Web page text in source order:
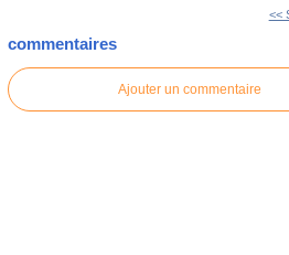
<<
commentaires
Ajouter un commentaire